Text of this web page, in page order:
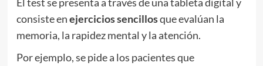
consiste enejercicios sencillosque evalúan la
memoria, la rapidez mental y la atención.
Por ejemplo, se pide a los pacientes que